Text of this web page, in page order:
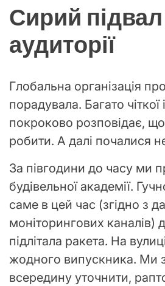
Сирий
аудиторії
Глобальна організація
порадувала. Багато чіткої
покроково розповідає,
робити. А далі почалися
За півгодини до часу ми
будівельної академії.
саме в цей час (згідно з
моніторингових каналів)
підлітала ракета. На
жодного випускника. Ми
всередину уточнити,